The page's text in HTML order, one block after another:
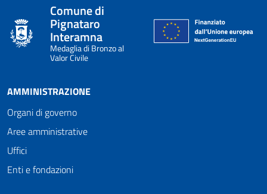
Comune di
Pignataro
Interamna
Medaglia di Bronzo al
Valor Civile
AMMINISTRAZIONE
Organi di governo
Aree amministrative
Uffici
Enti e fondazioni